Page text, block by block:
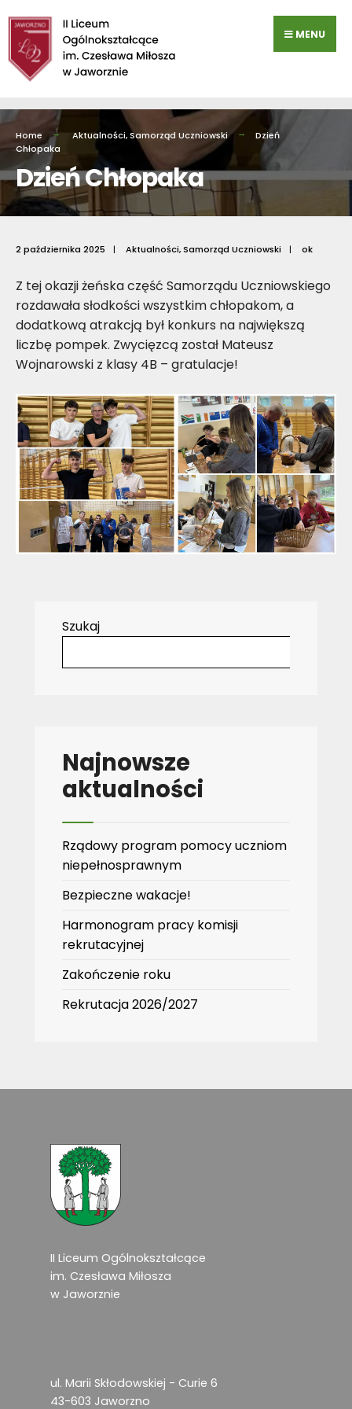
Przejdź
do
zawartości
MENU
Home Aktualności,Samorząd Uczniowski
Dzień
Chłopaka
Dzień Chłopaka
2 października 2025 | Aktualności,Samorząd Uczniowski | ok
Z tej okazji żeńska część Samorządu Uczniowskiego
rozdawała słodkości wszystkim chłopakom, a
dodatkową atrakcją był konkurs na największą
liczbę pompek. Zwycięzcą został Mateusz
Wojnarowski z klasy 4B – gratulacje!
Szukaj
Najnowsze
aktualności
Rządowy program pomocy uczniom
niepełnosprawnym
Bezpieczne wakacje!
Harmonogram pracy komisji
rekrutacyjnej
Zakończenie roku
Rekrutacja 2026/2027
II Liceum Ogólnokształcące
im. Czesława Miłosza
w Jaworznie
ul. Marii Skłodowskiej - Curie 6
43-603 Jaworzno